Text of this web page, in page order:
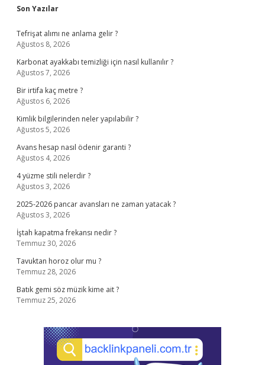
Sidebar
Son Yazılar
Tefrişat alımı ne anlama gelir ?
Ağustos 8, 2026
Karbonat ayakkabı temizliği için nasıl kullanılır ?
Ağustos 7, 2026
Bir irtifa kaç metre ?
Ağustos 6, 2026
Kimlik bilgilerinden neler yapılabilir ?
Ağustos 5, 2026
Avans hesap nasıl ödenir garanti ?
Ağustos 4, 2026
4 yüzme stili nelerdir ?
Ağustos 3, 2026
2025-2026 pancar avansları ne zaman yatacak ?
Ağustos 3, 2026
İştah kapatma frekansı nedir ?
Temmuz 30, 2026
Tavuktan horoz olur mu ?
Temmuz 28, 2026
Batık gemi söz müzik kime ait ?
Temmuz 25, 2026